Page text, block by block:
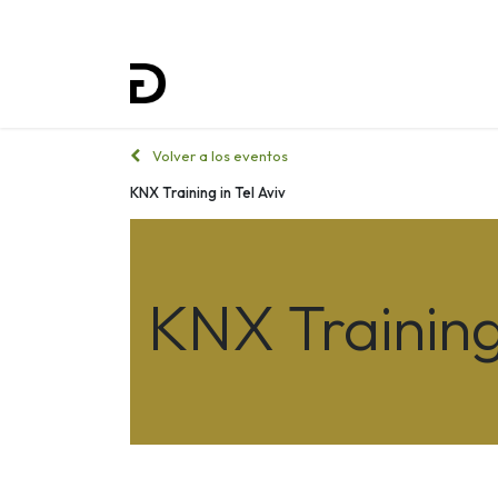
Volver a los eventos
KNX Training in Tel Aviv
KNX